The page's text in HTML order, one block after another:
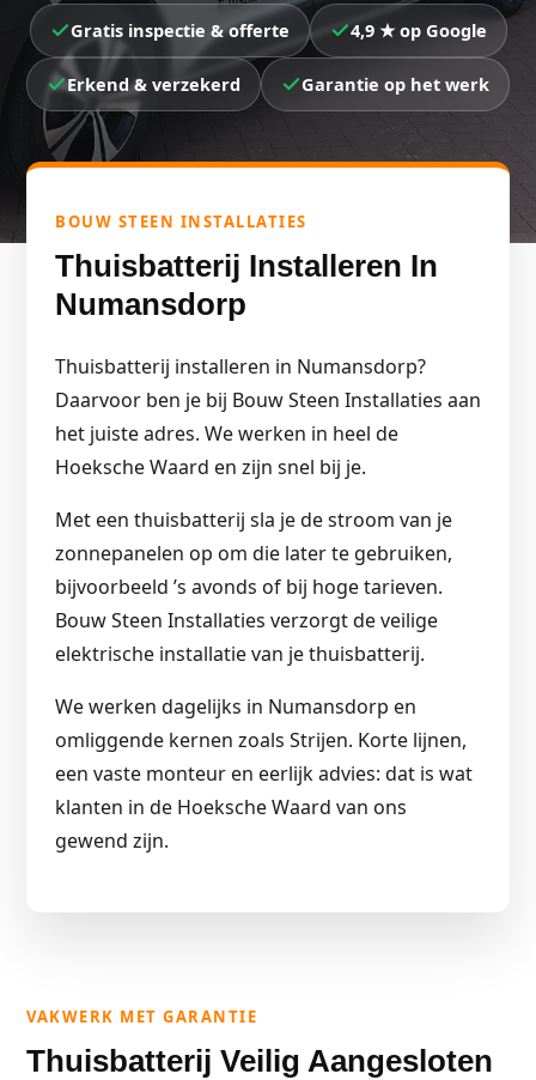
Gratis inspectie & offerte 4,9 ★ op Google
Erkend & verzekerd Garantie op het werk
BOUW STEEN INSTALLATIES
Thuisbatterij Installeren In
Numansdorp
Thuisbatterij installeren in Numansdorp?
Daarvoor ben je bij Bouw Steen Installaties aan
het juiste adres. We werken in heel de
Hoeksche Waard en zijn snel bij je.
Met een thuisbatterij sla je de stroom van je
zonnepanelen op om die later te gebruiken,
bijvoorbeeld ’s avonds of bij hoge tarieven.
Bouw Steen Installaties verzorgt de veilige
elektrische installatie van je thuisbatterij.
We werken dagelijks in Numansdorp en
omliggende kernen zoals Strijen. Korte lijnen,
een vaste monteur en eerlijk advies: dat is wat
klanten in de Hoeksche Waard van ons
gewend zijn.
VAKWERK MET GARANTIE
Thuisbatterij Veilig Aangesloten